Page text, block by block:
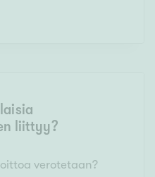
liittyy?
verotetaan?